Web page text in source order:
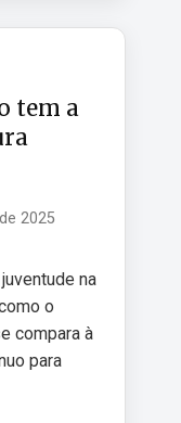
tem a
2025
na
o
compara à
para